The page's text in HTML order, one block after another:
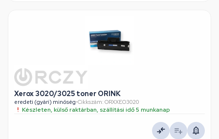
Xerox 3020/3025 toner ORINK
eredeti (gyári) minőség•Cikkszám: ORXXEO3020
Készleten, külső raktárban, szállítási idő 5 munkanap